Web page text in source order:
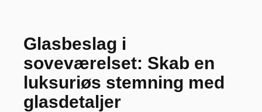
Glasbeslag i
soveværelset: Skab en
luksuriøs stemning med
glasdetaljer